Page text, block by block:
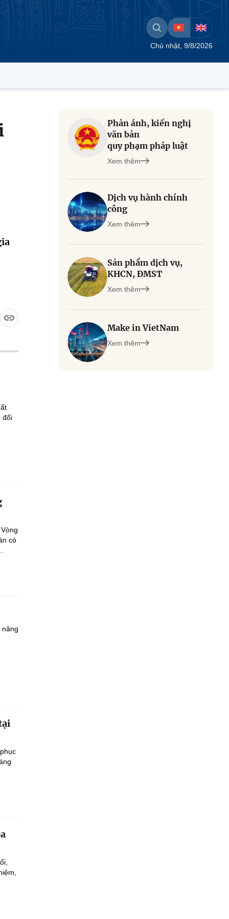
Chủ nhật, 9/8/2026
đổi
có
năng
Phản ánh, kiến nghị
văn bản
quy phạm pháp luật
Xem thêm
Dịch vụ hành chính
công
Xem thêm
Sản phẩm dịch vụ,
KHCN, ĐMST
Xem thêm
Make in VietNam
Xem thêm